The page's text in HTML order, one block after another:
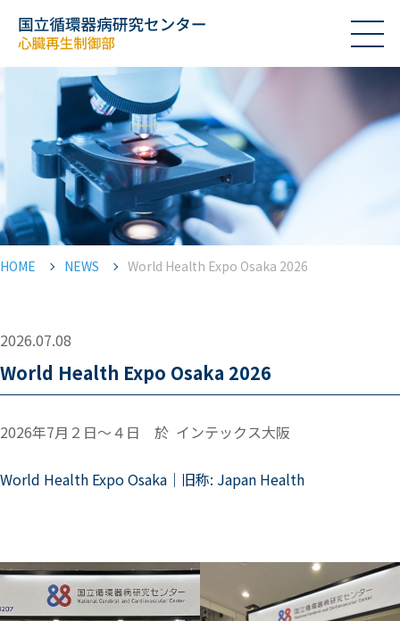
HOME NEWS World Health Expo Osaka 2026
2026.07.08
World Health Expo Osaka 2026
2026年7月２日〜４日 於 インテックス大阪
World Health Expo Osaka｜旧称: Japan Health